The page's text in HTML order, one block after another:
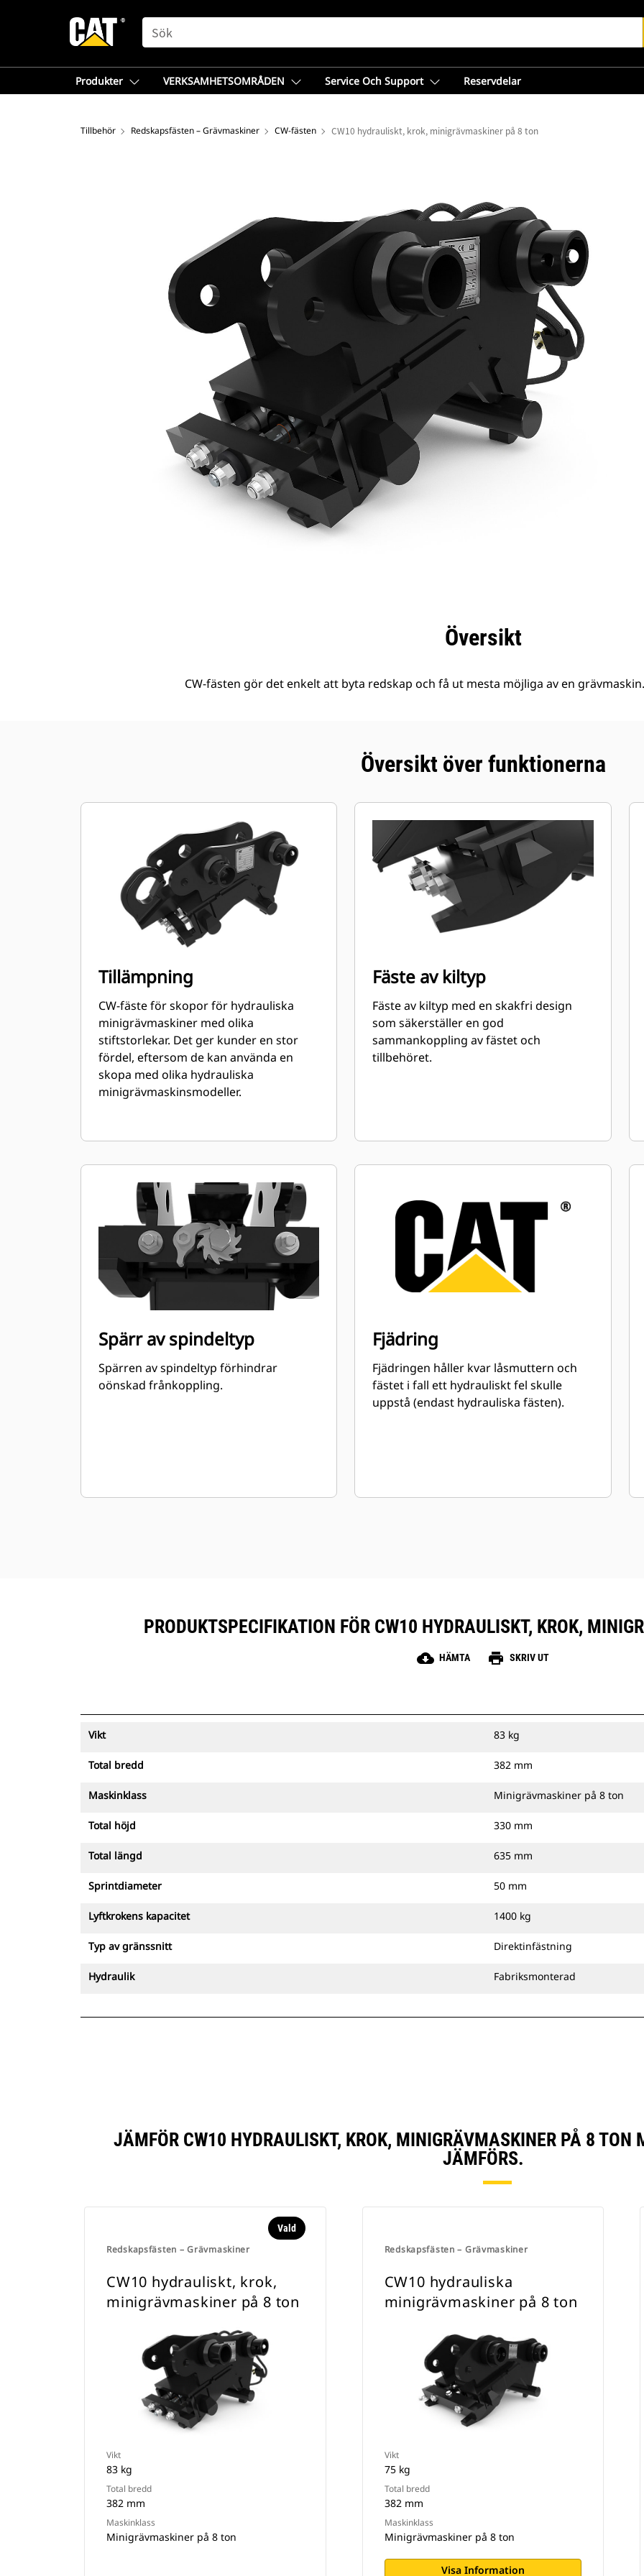
SEARCH
Produkter VERKSAMHETSOMRÅDEN Service Och Support Reservdelar
Tillbehör Redskapsfästen – Grävmaskiner CW-fästen CW10 hydrauliskt, krok, minigrävmaskiner på 8 ton
SpecifikationerÖversikt
CW-fästen gör det enkelt att byta redskap och få ut mesta möjliga av en grävmaskin.
Översikt över funktionerna
Tillämpning
CW-fäste för skopor för hydrauliska
minigrävmaskiner med olika
stiftstorlekar. Det ger kunder en stor
fördel, eftersom de kan använda en
skopa med olika hydrauliska
minigrävmaskinsmodeller.
Fäste av kiltyp
Fäste av kiltyp med en skakfri design
som säkerställer en god
sammankoppling av fästet och
tillbehöret.
Spärr av spindeltyp
Spärren av spindeltyp förhindrar
oönskad frånkoppling.
Fjädring
Fjädringen håller kvar låsmuttern och
fästet i fall ett hydrauliskt fel skulle
uppstå (endast hydrauliska fästen).
PRODUKTSPECIFIKATION FÖR CW10 HYDRAULISKT, KROK,
cloud_download HÄMTA print SKRIV UT
Vikt 83 kg
Total bredd 382 mm
Maskinklass Minigrävmaskiner på 8 ton
Total höjd 330 mm
Total längd 635 mm
Sprintdiameter 50 mm
Lyftkrokens kapacitet 1400 kg
Typ av gränssnitt Direktinfästning
Hydraulik Fabriksmonterad
JÄMFÖR CW10 HYDRAULISKT, KROK, MINIGRÄVMASKINER PÅ 8 TON
JÄMFÖRS.
Redskapsfästen – Grävmaskiner
Vald
CW10 hydrauliskt, krok,
minigrävmaskiner på 8 ton
Vikt
83 kg
Total bredd
382 mm
Maskinklass
Minigrävmaskiner på 8 ton
Redskapsfästen – Grävmaskiner
CW10 hydrauliska
minigrävmaskiner på 8 ton
Vikt
75 kg
Total bredd
382 mm
Maskinklass
Minigrävmaskiner på 8 ton
Visa Information